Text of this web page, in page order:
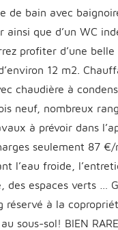
de bain avec
ainsi que d’un WC
profiter d’une
12 m2.
chaudière à
neuf, nombreux
à prévoir dans
seulement 87 €/
l’eau froide,
des espaces verts …
réservé à la
sous-sol! BIEN